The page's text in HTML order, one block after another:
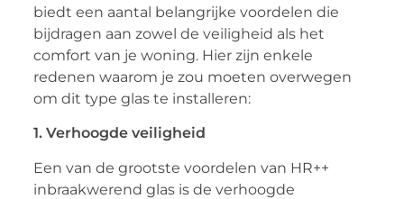
biedt een aantal belangrijke voordelen die
bijdragen aan zowel de veiligheid als het
comfort van je woning. Hier zijn enkele
redenen waarom je zou moeten overwegen
om dit type glas te installeren:
1. Verhoogde veiligheid
Een van de grootste voordelen van HR++
inbraakwerend glas is de verhoogde